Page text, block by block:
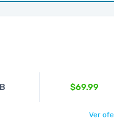
$69.99
Ver